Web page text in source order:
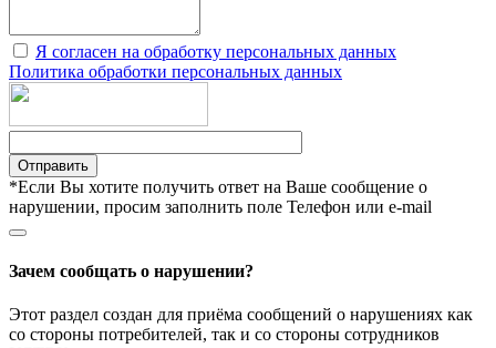
Я согласен на обработку персональных данных
Политика обработки персональных данных
Отправить
*Если Вы хотите получить ответ на Ваше сообщение о
нарушении, просим заполнить поле Телефон или e-mail
Зачем сообщать о нарушении?
Этот раздел создан для приёма сообщений о нарушениях как
со стороны потребителей, так и со стороны сотрудников